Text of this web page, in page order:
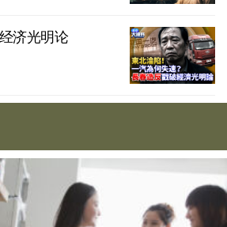
济光明论